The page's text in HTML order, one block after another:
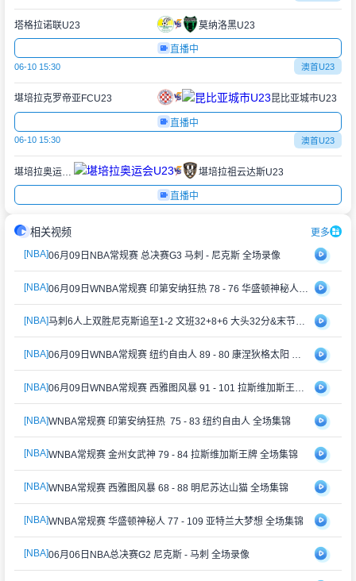
塔格拉诺联U23 莫纳洛黑U23
直播中
06-10 15:30 澳首U23
堪培拉克罗帝亚FCU23 昆比亚城市U23
直播中
06-10 15:30 澳首U23
堪培拉奥运会U23 堪培拉祖云达斯U23
直播中
相关视频
更多
[NBA]06月09日NBA常规赛 总决赛G3 马刺 - 尼克斯 全场录像
[NBA]
[NBA] 马刺6人上双胜尼克斯追至1-2 文班32+8+6 大头32分&末节12分
[NBA] 06月09日WNBA常规赛 纽约自由人 89 - 80 康涅狄格太阳 全场集锦
[NBA] 06月09日WNBA常规赛 西雅图风暴 91 - 101 拉斯维加斯王牌 集锦
[NBA]WNBA常规赛 印第安纳狂热 75 - 83 纽约自由人 全场集锦
[NBA]WNBA常规赛 金州女武神 79 - 84 拉斯维加斯王牌 全场集锦
[NBA]WNBA常规赛 西雅图风暴 68 - 88 明尼苏达山猫 全场集锦
[NBA]WNBA常规赛 华盛顿神秘人 77 - 109 亚特兰大梦想 全场集锦
[NBA]06月06日NBA总决赛G2 尼克斯 - 马刺 全场录像